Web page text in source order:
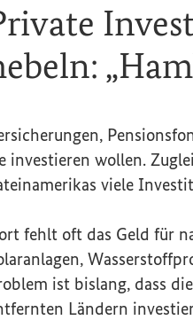
„
investieren wollen.
viele
fehlt oft das Geld für
ist bislang, dass
Ländern